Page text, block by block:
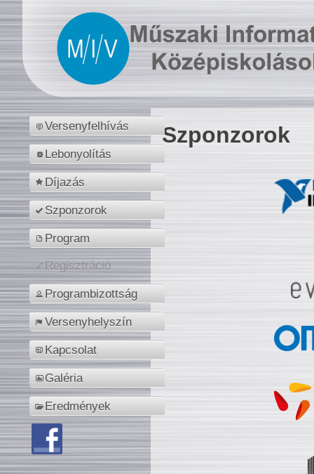
Versenyfelhívás
Lebonyolítás
Díjazás
Szponzorok
Program
Regisztráció
Programbizottság
Versenyhelyszín
Kapcsolat
Galéria
Eredmények
Szponzorok